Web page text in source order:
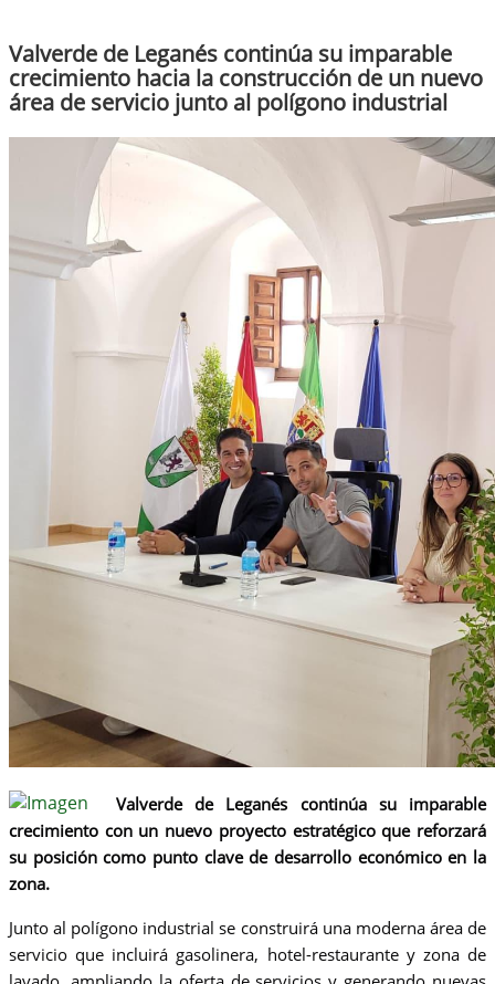
Valverde de Leganés continúa su imparable
crecimiento hacia la construcción de un nuevo
área de servicio junto al polígono industrial
Valverde de Leganés continúa su imparable
crecimiento con un nuevo proyecto estratégico que reforzará
su posición como punto clave de desarrollo económico en la
zona.
Junto al polígono industrial se construirá una moderna área de
servicio que incluirá gasolinera, hotel-restaurante y zona de